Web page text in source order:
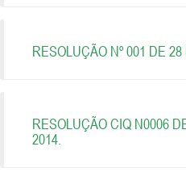
RESOLUÇÃO Nº 001 DE
RESOLUÇÃO CIQ N0006
2014.